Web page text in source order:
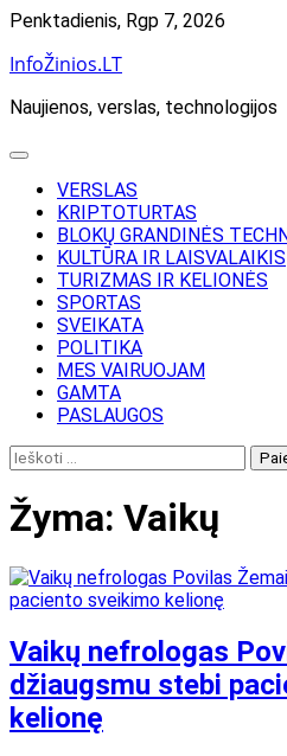
Skip
content
Penktadienis, Rgp 7, 2026
InfoŽinios.LT
Naujienos, verslas, technologijos
VERSLAS
KRIPTOTURTAS
BLOKŲ GRANDINĖS
KULTŪRA IR LAISVALAIKIS
TURIZMAS IR KELIONĖS
SPORTAS
SVEIKATA
POLITIKA
MES VAIRUOJAM
GAMTA
PASLAUGOS
Ieškoti:
Žyma: Vaikų
Vaikų nefrologas
džiaugsmu stebi
kelionę